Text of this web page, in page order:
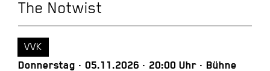
The Notwist
Donnerstag 05.11.2026 20:00 Uhr Bühne
VVK